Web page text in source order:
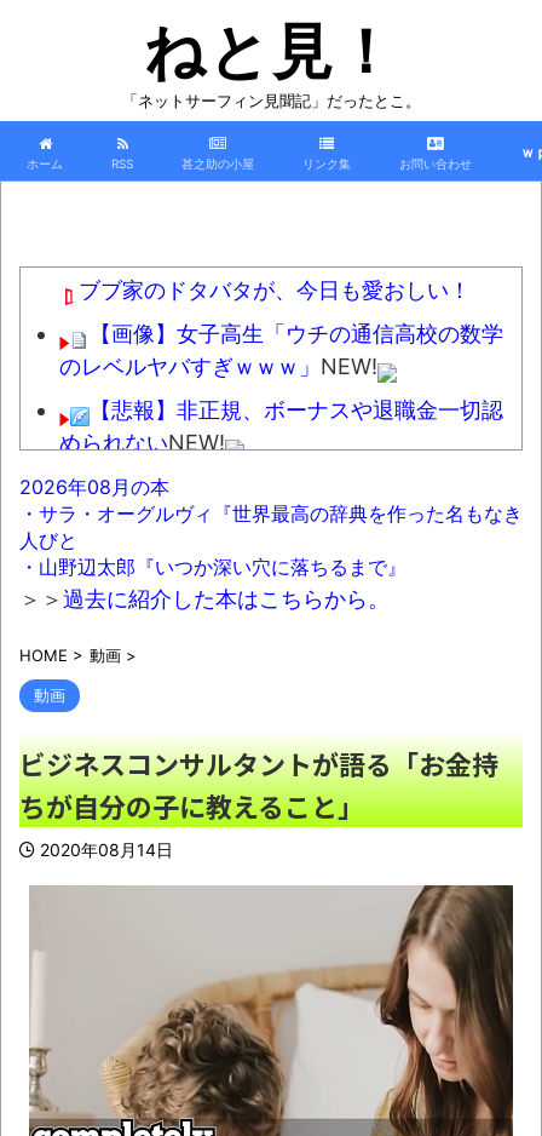
ねと見！
「ネットサーフィン見聞記」だったとこ。
ホーム RSS 甚之助の小屋 リンク集 お問い合わせ
ｗ
ブブ家のドタバタが、今日も愛おしい！
【画像】女子高生「ウチの通信高校の数学
のレベルヤバすぎｗｗｗ」 NEW!
【悲報】非正規、ボーナスや退職金一切認
められないNEW!
軟体動物みたいに柔らかい手を持つ人、話
題にｗｗｗｗ「脳が理解を拒む」「ミギー」
NEW!
【悲報】週刊少年ジャンプ、史上初の100万
【悲報】日本のライオンさん、溶ける
京大病院、脳腫瘍摘出手術で誤って腫瘍の
無い部位を摘出 脳幹など損傷受け植物状態に
NEW!
彼氏が『この車』買おうとして私とケンカ
になってるんだけどｗｗｗｗｗｗNEW!
【悲報】ロシア、じわじわと逝き始める
【画像】思わず保存したくなる「笑える画
像・最高な画像」貼っていけｗｗｗｗｗNEW!
【動画】ロシア軍のドローンをネット発射
2026年08月の本
・サラ・オーグルヴィ『世界最高の辞典を作った名もなき
人びと
・山野辺太郎『いつか深い穴に落ちるまで』
＞＞過去に紹介した本はこちらから。
HOME > 動画 >
動画
ビジネスコンサルタントが語る「お金持
ちが自分の子に教えること」
2020年08月14日